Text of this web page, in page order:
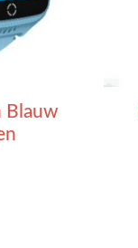
Blauw